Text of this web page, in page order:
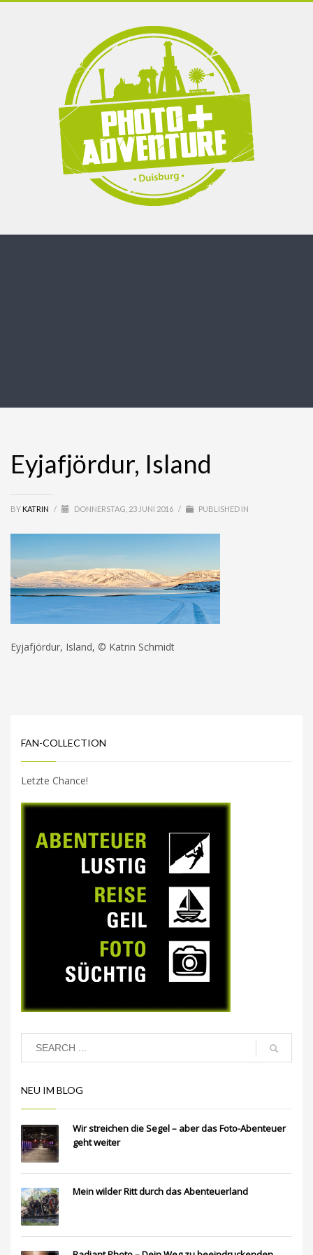
Eyjafjördur, Island
BY KATRIN / DONNERSTAG, 23 JUNI 2016 / PUBLISHED IN
Eyjafjördur, Island, © Katrin Schmidt
FAN-COLLECTION
Letzte Chance!
NEU IM BLOG
Wir streichen die Segel – aber das Foto-Abenteuer
geht weiter
Mein wilder Ritt durch das Abenteuerland